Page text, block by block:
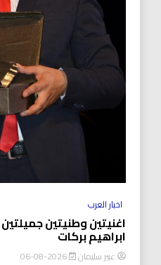
اخبار العرب
اغنيتين وطنيتين
ابراهيم بركات
عبير سليمان 2026-08-06